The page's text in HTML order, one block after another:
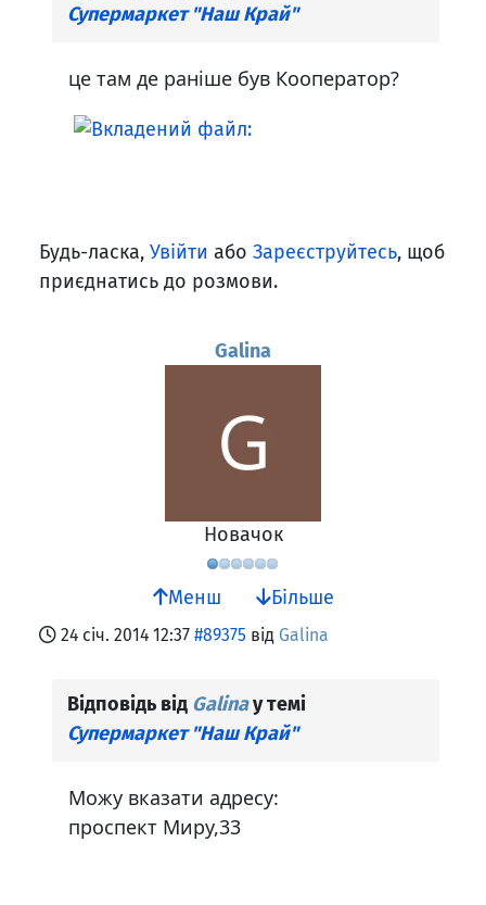
Супермаркет "Наш Край"
це там де раніше був Кооператор?
Будь-ласка, Увійти або Зареєструйтесь, щоб
приєднатись до розмови.
Galina
Новачок
Менш Більше
24 січ. 2014 12:37 #89375 від Galina
Відповідь від Galinaу темі
Супермаркет "Наш Край"
Можу вказати адресу:
проспект Миру,33